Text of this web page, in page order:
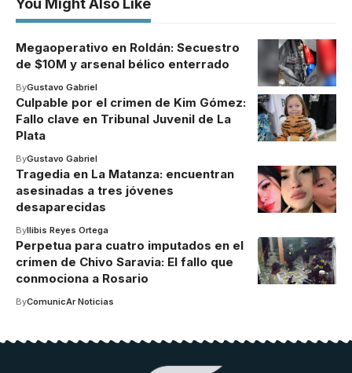
You Might Also Like
Megaoperativo en Roldán: Secuestro
de $10M y arsenal bélico enterrado
ByGustavo Gabriel
Culpable por el crimen de Kim Gómez:
Fallo clave en Tribunal Juvenil de La
Plata
ByGustavo Gabriel
Tragedia en La Matanza: encuentran
asesinadas a tres jóvenes
desaparecidas
ByIlibis Reyes Ortega
Perpetua para cuatro imputados en el
crimen de Chivo Saravia: El fallo que
conmociona a Rosario
ByComunicAr Noticias